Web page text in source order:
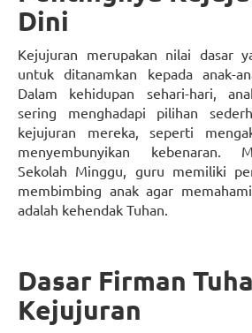
Dini
Kejujuran merupakan nilai dasar
untuk ditanamkan kepada anak-
Dalam kehidupan sehari-hari,
sering menghadapi pilihan
kejujuran mereka, seperti
menyembunyikan kebenaran.
Sekolah Minggu, guru memiliki
membimbing anak agar
adalah kehendak Tuhan.
Dasar Firman
Kejujuran